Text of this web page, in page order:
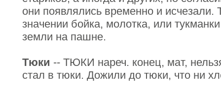
они появлялись временно и
значении бойка, молотка, или
земли на пашне.
Тюки -- ТЮКИ нареч. конец, мат,
стал в тюки. Дожили до тюки, что ни